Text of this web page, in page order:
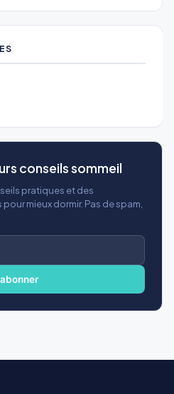
conseils sommeil
pratiques et des
mieux dormir. Pas de spam,